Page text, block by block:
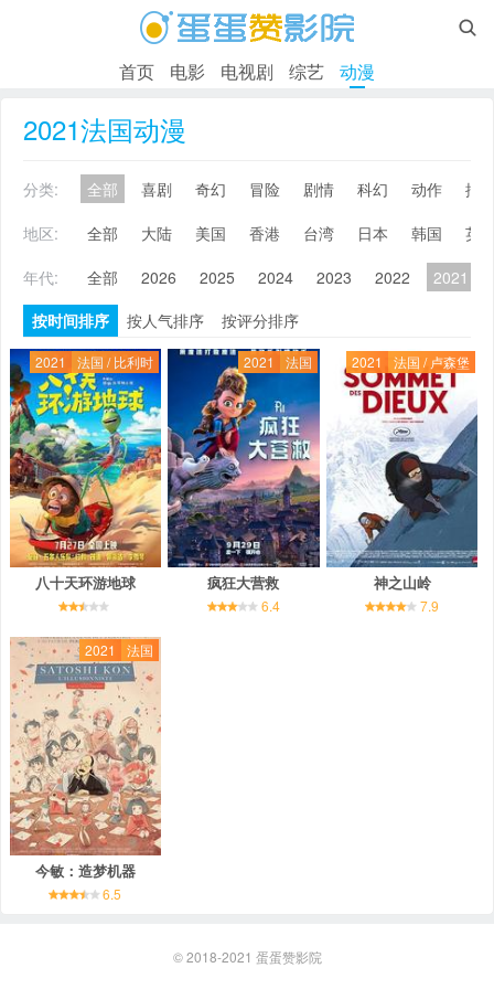

首页 电影 电视剧 综艺 动漫
2021法国动漫
分类: 全部 喜剧 奇幻 冒险 剧情 科幻 动作
搞
地区:
全部 大陆 美国 香港 台湾 日本 韩国
英
年代:
全部 2026 2025 2024 2023 2022 2021
按时间排序
按人气排序 按评分排序
2021 法国 / 比利时
八十天环游地球
2021 法国
疯狂大营救
6.4
2021 法国 / 卢森堡
神之山岭
7.9
2021 法国
今敏：造梦机器
6.5
© 2018-2021 蛋蛋赞影院